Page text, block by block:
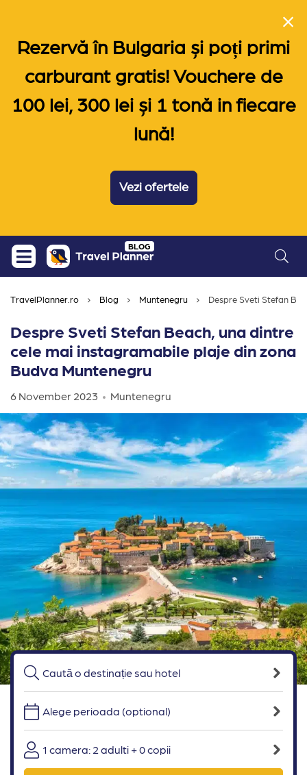
Rezervă în Bulgaria și poți primi
carburant gratis! Vouchere de
100 lei, 300 lei și 1 tonă in fiecare
lună!
Vezi ofertele
Skip
content
BLOG
TravelPlanner.ro Blog Muntenegru Despre Sveti Stefan
Despre Sveti Stefan Beach, una dintre
cele mai instagramabile plaje din zona
Budva Muntenegru
6 November 2023 Muntenegru
Alege perioada (optional)
1 camera: 2 adulti + 0 copii